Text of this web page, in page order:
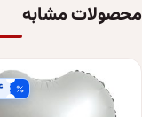
محصولات مشابه